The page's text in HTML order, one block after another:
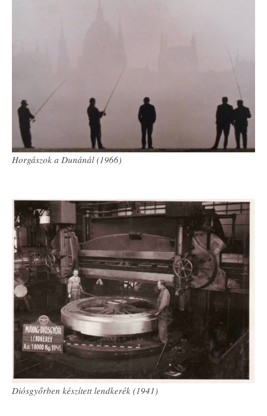
Horgászok a Dunánál (1966)
Diósgyőrben készített lendkerék (1941)